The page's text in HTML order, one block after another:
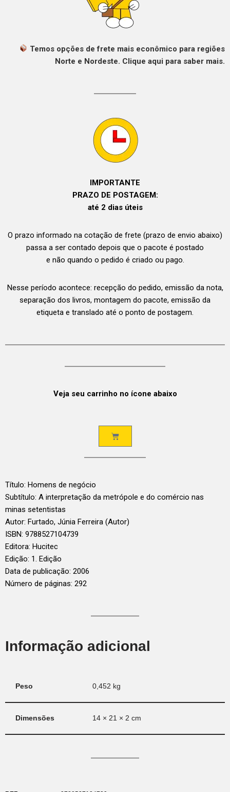
Temos opções de frete mais econômico para regiões
Norte e Nordeste. Clique aqui para saber mais.
IMPORTANTE
PRAZO DE POSTAGEM:
até 2 dias úteis
O prazo informado na cotação de frete (prazo de envio abaixo)
passa a ser contado depois que o pacote é postado
e não quando o pedido é criado ou pago.
Nesse período acontece: recepção do pedido, emissão da nota,
separação dos livros, montagem do pacote, emissão da
etiqueta e translado até o ponto de postagem.
Veja seu carrinho no ícone abaixo
Título: Homens de negócio
Subtítulo: A interpretação da metrópole e do comércio nas
minas setentistas
Autor: Furtado, Júnia Ferreira (Autor)
ISBN: 9788527104739
Editora: Hucitec
Edição: 1. Edição
Data de publicação: 2006
Número de páginas: 292
Informação adicional
Peso 0,452 kg
Dimensões 14 × 21 × 2 cm